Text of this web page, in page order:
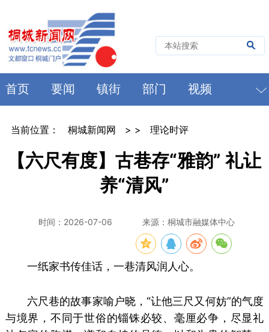
首页 要闻 镇街 部门 视频
当前位置： 桐城新闻网 > > 理论时评
【六尺有度】古巷存“雅韵” 礼让
养“清风”
时间：2026-07-06 来源：桐城市融媒体中心
一纸家书传佳话，一巷清风润人心。
六尺巷的故事家喻户晓，“让他三尺又何妨”的气度
与境界，不同于世俗的锱铢必较、毫厘必争，尽显礼